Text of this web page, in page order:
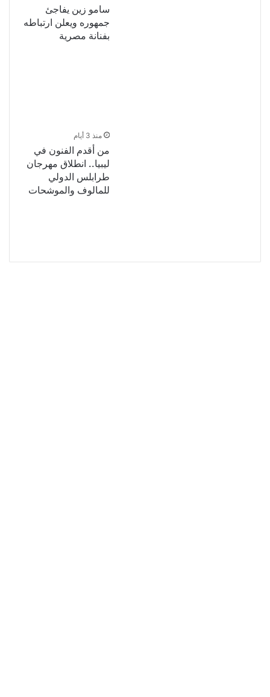
سامو زين يفاجئ
جمهوره ويعلن ارتباطه
بفنانة مصرية
منذ 3 أيام
من أقدم الفنون في
ليبيا.. انطلاق مهرجان
طرابلس الدولي
للمالوف والموشحات